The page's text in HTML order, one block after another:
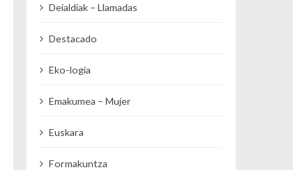
Deialdiak – Llamadas
Destacado
Eko-logia
Emakumea – Mujer
Euskara
Formakuntza